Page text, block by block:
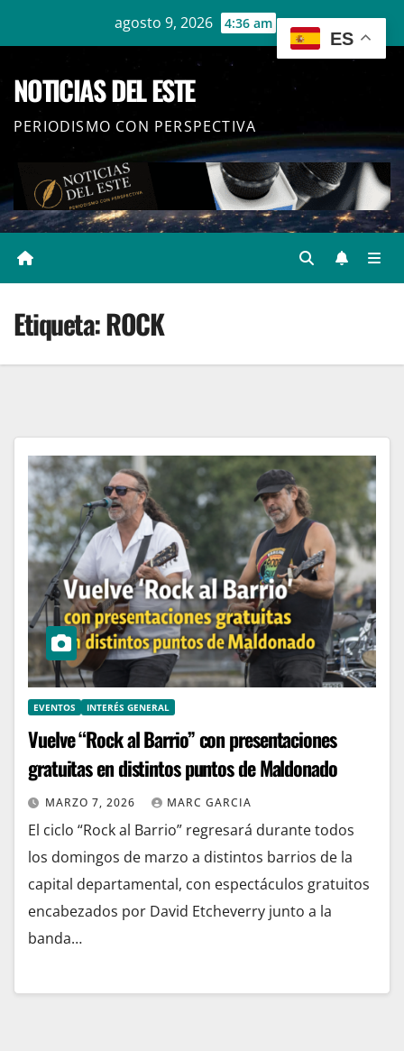
agosto 9, 2026 4:36 am
NOTICIAS DEL ESTE
PERIODISMO CON PERSPECTIVA
Etiqueta:ROCK
EVENTOS INTERÉS GENERAL
Vuelve “Rock al Barrio” con presentaciones
gratuitas en distintos puntos de Maldonado
MARZO 7, 2026 MARC GARCIA
El ciclo “Rock al Barrio” regresará durante todos
los domingos de marzo a distintos barrios de la
capital departamental, con espectáculos gratuitos
encabezados por David Etcheverry junto a la
banda…
ES